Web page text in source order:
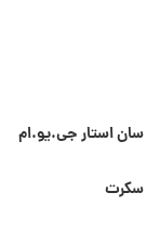
سان استار جی.یو.ام
سکرت